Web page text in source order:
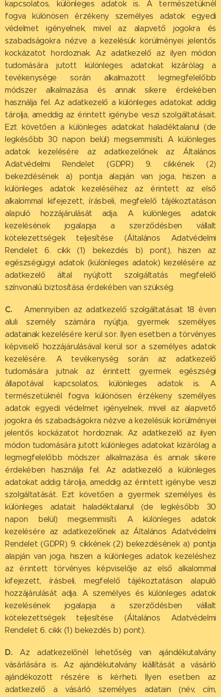
kapcsolatos, különleges adatok is. A természetüknél
fogva különösen érzékeny személyes adatok egyedi
védelmet igényelnek, mivel az alapvető jogokra és
szabadságokra nézve a kezelésük körülményei jelentős
kockázatot hordoznak. Az adatkezelő az ilyen módon
tudomására jutott különleges adatokat kizárólag a
tevékenysége során alkalmazott legmegfelelőbb
módszer alkalmazása és annak sikere érdekében
használja fel. Az adatkezelő a különleges adatokat addig
tárolja, ameddig az érintett igénybe veszi szolgáltatásait.
Ezt követően a különleges adatokat haladéktalanul (de
legkésőbb 30 napon belül) megsemmisíti. A különleges
adatok kezelésére az adatkezelőnek az Általános
Adatvédelmi Rendelet (GDPR) 9. cikkének (2)
bekezdésének a) pontja alapján van joga, hiszen a
különleges adatok kezeléséhez az érintett az első
alkalommal kifejezett, írásbeli, megfelelő tájékoztatáson
alapuló hozzájárulását adja. A különleges adatok
kezelésének jogalapja a szerződésben vállalt
kötelezettségek teljesítése (Általános Adatvédelmi
Rendelet 6. cikk (1) bekezdés b) pont), hiszen az
egészségügyi adatok (különleges adatok) kezelésére az
adatkezelő által nyújtott szolgáltatás megfelelő
színvonalú biztosítása érdekében van szükség.
C. Amennyiben az adatkezelő szolgáltatásait 18 éven
aluli személy számára nyújtja, gyermek személyes
adatainak kezelésére kerül sor. Ilyen esetben a törvényes
képviselő hozzájárulásával kerül sor a személyes adatok
kezelésére. A tevékenység során az adatkezelő
tudomására jutnak az érintett gyermek egészségi
állapotával kapcsolatos, különleges adatok is. A
természetüknél fogva különösen érzékeny személyes
adatok egyedi védelmet igényelnek, mivel az alapvető
jogokra és szabadságokra nézve a kezelésük körülményei
jelentős kockázatot hordoznak. Az adatkezelő az ilyen
módon tudomására jutott különleges adatokat kizárólag a
legmegfelelőbb módszer alkalmazása és annak sikere
érdekében használja fel. Az adatkezelő a különleges
adatokat addig tárolja, ameddig az érintett igénybe veszi
szolgáltatását. Ezt követően a gyermek személyes és
különleges adatait haladéktalanul (de legkésőbb 30
napon belül) megsemmisíti. A különleges adatok
kezelésére az adatkezelőnek az Általános Adatvédelmi
Rendelet (GDPR) 9. cikkének (2) bekezdésének a) pontja
alapján van joga, hiszen a különleges adatok kezeléshez
az érintett törvényes képviselője az első alkalommal
kifejezett, írásbeli, megfelelő tájékoztatáson alapuló
hozzájárulását adja. A személyes és különleges adatok
kezelésének jogalapja a szerződésben vállalt
kötelezettségek teljesítése (Általános Adatvédelmi
Rendelet 6. cikk (1) bekezdés b) pont).
D. Az adatkezelőnél lehetőség van ajándékutalvány
vásárlására is. Az ajándékutalvány kiállítását a vásárló
ajándékozott részére is kérheti. Ilyen esetben az
adatkezelő a vásárló személyes adatain (név, cím,